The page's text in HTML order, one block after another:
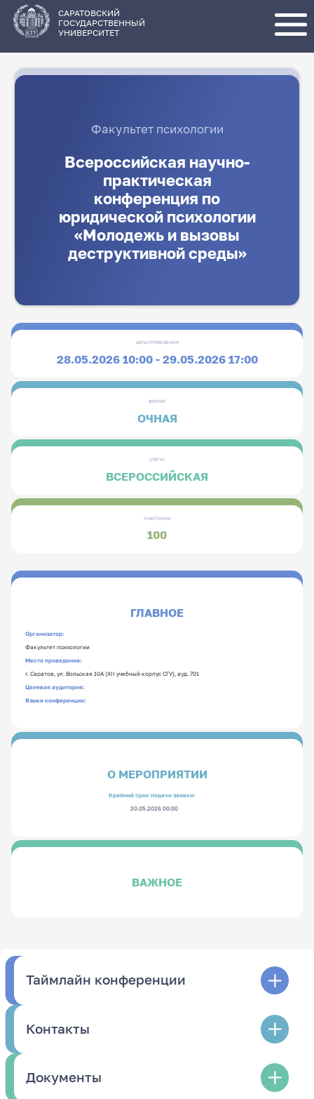
основному
содержанию
САРАТОВСКИЙ
ГОСУДАРСТВЕННЫЙ
УНИВЕРСИТЕТ
Факультет психологии
Всероссийская научно-
практическая
конференция по
юридической психологии
«Молодежь и вызовы
деструктивной среды»
ДАТЫ ПРОВЕДЕНИЯ
28.05.2026 10:00 - 29.05.2026 17:00
ФОРМАТ
ОЧНАЯ
СТАТУС
ВСЕРОССИЙСКАЯ
УЧАСТНИКИ
100
ГЛАВНОЕ
Организатор:
Факультет психологии
Место проведения:
г. Саратов, ул. Вольская 10А (XII учебный корпус СГУ), ауд. 701
Целевая аудитория:
Языки конференции:
О МЕРОПРИЯТИИ
Крайний срок подачи заявки:
20.05.2026 00:00
ВАЖНОЕ
Таймлайн конференции
Контакты
Документы